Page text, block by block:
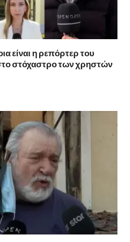
είναι η ρεπόρτερ του
στόχαστρο των χρηστών